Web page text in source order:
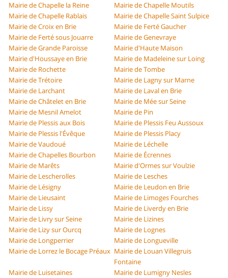
Mairie de Chapelle la Reine
Mairie de Chapelle Moutils
Mairie de Chapelle Rablais
Mairie de Chapelle Saint Sulpice
Mairie de Croix en Brie
Mairie de Ferté Gaucher
Mairie de Ferté sous Jouarre
Mairie de Genevraye
Mairie de Grande Paroisse
Mairie d'Haute Maison
Mairie d'Houssaye en Brie
Mairie de Madeleine sur Loing
Mairie de Rochette
Mairie de Tombe
Mairie de Trétoire
Mairie de Lagny sur Marne
Mairie de Larchant
Mairie de Laval en Brie
Mairie de Châtelet en Brie
Mairie de Mée sur Seine
Mairie de Mesnil Amelot
Mairie de Pin
Mairie de Plessis aux Bois
Mairie de Plessis Feu Aussoux
Mairie de Plessis l'Évêque
Mairie de Plessis Placy
Mairie de Vaudoué
Mairie de Léchelle
Mairie de Chapelles Bourbon
Mairie de Écrennes
Mairie de Marêts
Mairie d'Ormes sur Voulzie
Mairie de Lescherolles
Mairie de Lesches
Mairie de Lésigny
Mairie de Leudon en Brie
Mairie de Lieusaint
Mairie de Limoges Fourches
Mairie de Lissy
Mairie de Liverdy en Brie
Mairie de Livry sur Seine
Mairie de Lizines
Mairie de Lizy sur Ourcq
Mairie de Lognes
Mairie de Longperrier
Mairie de Longueville
Mairie de Lorrez le Bocage Préaux Mairie de Louan Villegruis
Fontaine
Mairie de Luisetaines
Mairie de Lumigny Nesles